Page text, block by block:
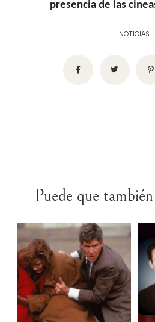
presencia de las
NOTICIAS
Puede que